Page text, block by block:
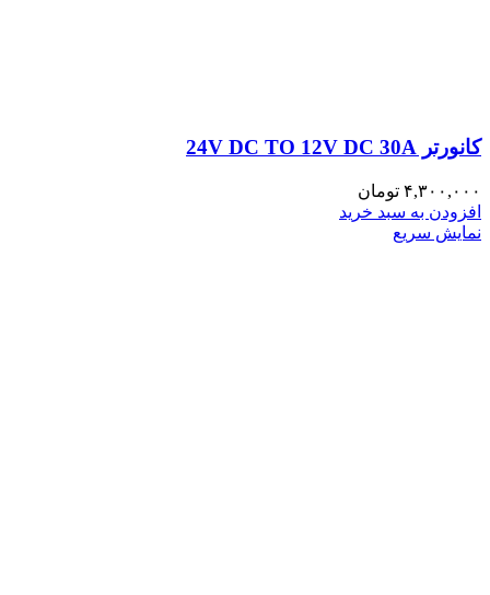
کانورتر 24V DC TO 12V DC 30A
۴,۳۰۰,۰۰۰ تومان
افزودن به سبد خرید
نمایش سریع